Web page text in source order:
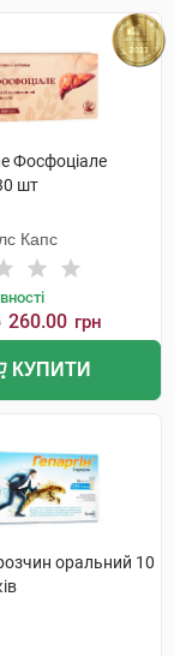
Фосфоціале
шт
Капс
260.00 грн
КУПИТИ
оральний 10